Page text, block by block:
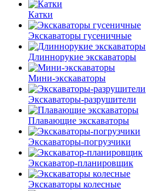
Катки
Экскаваторы гусеничные
Длиннорукие экскаваторы
Мини-экскаваторы
Экскаваторы-разрушители
Плавающие экскаваторы
Экскаваторы-погрузчики
Экскаватор-планировщик
Экскаваторы колесные